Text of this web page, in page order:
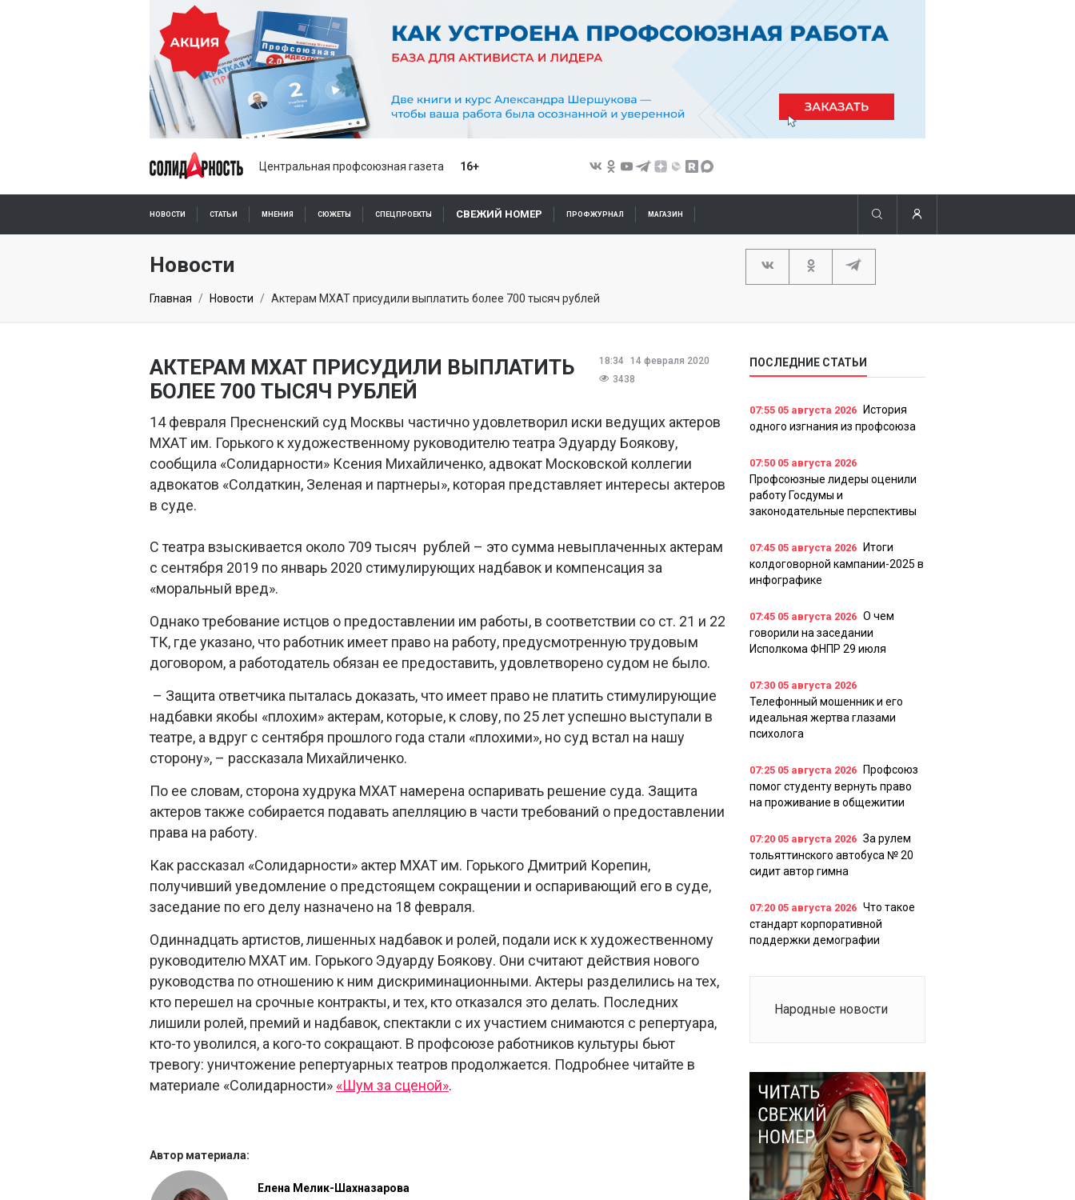
Центральная профсоюзная газета 16+
НОВОСТИ СТАТЬИ МНЕНИЯ СЮЖЕТЫ СПЕЦПРОЕКТЫ СВЕЖИЙ НОМЕР ПРОФЖУРНАЛ МАГАЗИН
ПОДПИСКА ОНЛАЙН
Новости
Главная Новости Актерам МХАТ присудили выплатить более 700 тысяч рублей
18:34
14 февраля 2020
3438
АКТЕРАМ МХАТ ПРИСУДИЛИ ВЫПЛАТИТЬ
БОЛЕЕ 700 ТЫСЯЧ РУБЛЕЙ
14 февраля Пресненский суд Москвы частично удовлетворил иски ведущих актеров
МХАТ им. Горького к художественному руководителю театра Эдуарду Боякову,
сообщила «Солидарности» Ксения Михайличенко, адвокат Московской коллегии
адвокатов «Солдаткин, Зеленая и партнеры», которая представляет интересы актеров
в суде.
С театра взыскивается около 709 тысяч рублей – это сумма невыплаченных актерам
с сентября 2019 по январь 2020 стимулирующих надбавок и компенсация за
«моральный вред».
Однако требование истцов о предоставлении им работы, в соответствии со ст. 21 и 22
ТК, где указано, что работник имеет право на работу, предусмотренную трудовым
договором, а работодатель обязан ее предоставить, удовлетворено судом не было.
– Защита ответчика пыталась доказать, что имеет право не платить стимулирующие
надбавки якобы «плохим» актерам, которые, к слову, по 25 лет успешно выступали в
театре, а вдруг с сентября прошлого года стали «плохими», но суд встал на нашу
сторону», – рассказала Михайличенко.
По ее словам, сторона худрука МХАТ намерена оспаривать решение суда. Защита
актеров также собирается подавать апелляцию в части требований о предоставлении
права на работу.
Как рассказал «Солидарности» актер МХАТ им. Горького Дмитрий Корепин,
получивший уведомление о предстоящем сокращении и оспаривающий его в суде,
заседание по его делу назначено на 18 февраля.
Одиннадцать артистов, лишенных надбавок и ролей, подали иск к художественному
руководителю МХАТ им. Горького Эдуарду Боякову. Они считают действия нового
руководства по отношению к ним дискриминационными. Актеры разделились на тех,
кто перешел на срочные контракты, и тех, кто отказался это делать. Последних
лишили ролей, премий и надбавок, спектакли с их участием снимаются с репертуара,
кто-то уволился, а кого-то сокращают. В профсоюзе работников культуры бьют
тревогу: уничтожение репертуарных театров продолжается. Подробнее читайте в
материале «Солидарности» «Шум за сценой».
Автор материала:
Елена Мелик-Шахназарова
ПОСЛЕДНИЕ СТАТЬИ
07:55 05 августа 2026
История
одного изгнания из профсоюза
07:50 05 августа 2026
Профсоюзные лидеры оценили
работу Госдумы и
законодательные перспективы
07:45 05 августа 2026
Итоги
колдоговорной кампании-2025 в
инфографике
07:45 05 августа 2026 О чем
говорили на заседании
Исполкома ФНПР 29 июля
07:30 05 августа 2026
Телефонный мошенник и его
идеальная жертва глазами
психолога
07:25 05 августа 2026
Профсоюз
помог студенту вернуть право
на проживание в общежитии
07:20 05 августа 2026 За рулем
тольяттинского автобуса № 20
сидит автор гимна
07:20 05 августа 2026 Что такое
стандарт корпоративной
поддержки демографии
Народные новости